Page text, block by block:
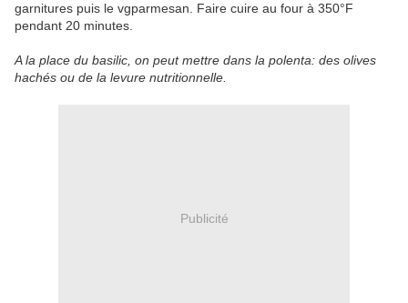
garnitures puis le vgparmesan. Faire cuire au four à 350°F
pendant 20 minutes.
A la place du basilic, on peut mettre dans la polenta: des olives
hachés ou de la levure nutritionnelle.
Publicité